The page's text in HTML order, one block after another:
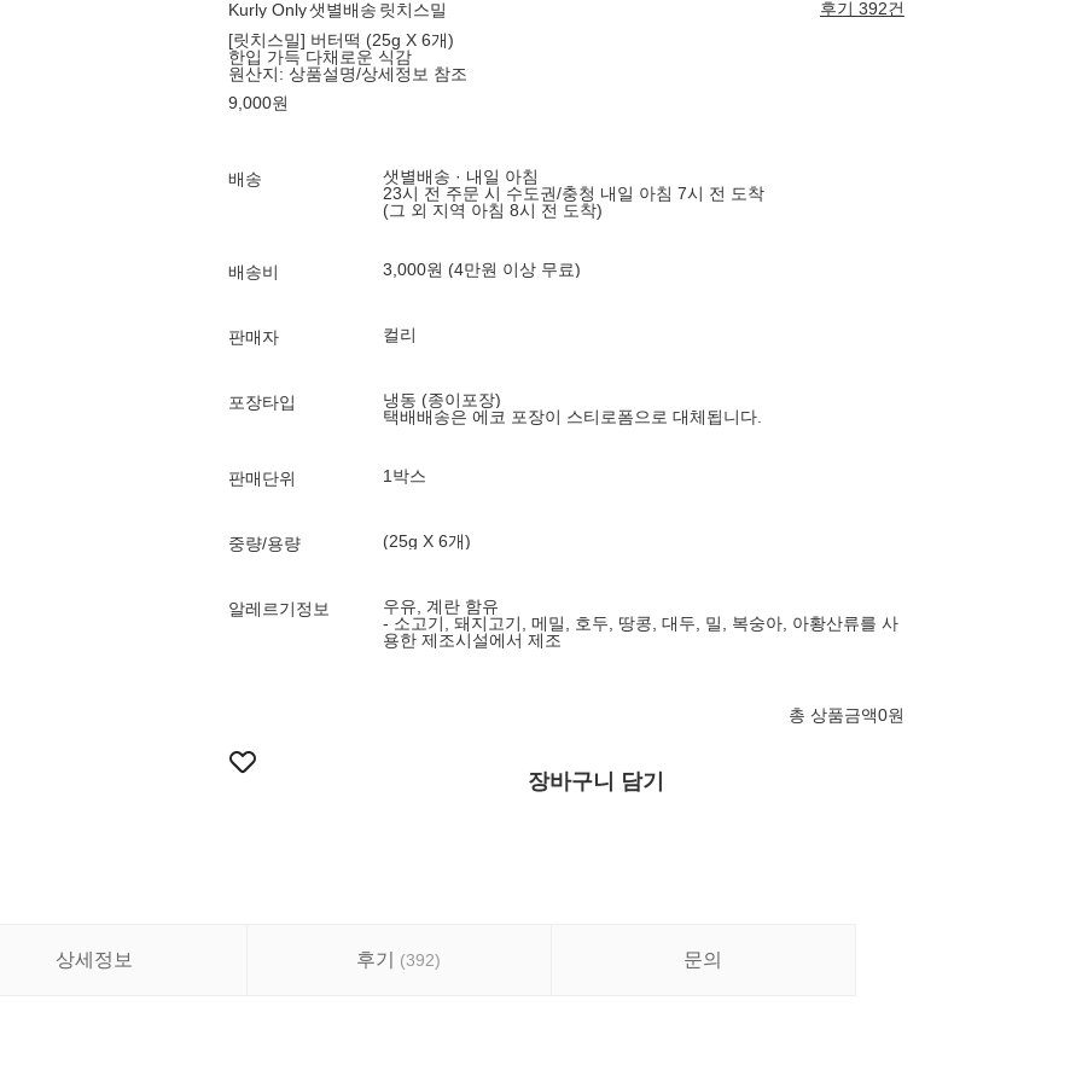
Kurly Only샛별배송 릿치스밀
후기 392건
[릿치스밀] 버터떡 (25g X 6개)
한입 가득 다채로운 식감
원산지: 상품설명/상세정보 참조
9,000원
배송
샛별배송 · 내일 아침
23시 전 주문 시 수도권/충청 내일 아침 7시 전 도착
(그 외 지역 아침 8시 전 도착)
배송비 3,000원 (4만원 이상 무료)
판매자 컬리
포장타입
냉동 (종이포장)
택배배송은 에코 포장이 스티로폼으로 대체됩니다.
판매단위 1박스
중량/용량 (25g X 6개)
알레르기정보
우유, 계란 함유
- 소고기, 돼지고기, 메밀, 호두, 땅콩, 대두, 밀, 복숭아, 아황산류를 사
용한 제조시설에서 제조
총 상품금액0원
장바구니 담기
상세정보 후기 (392) 문의